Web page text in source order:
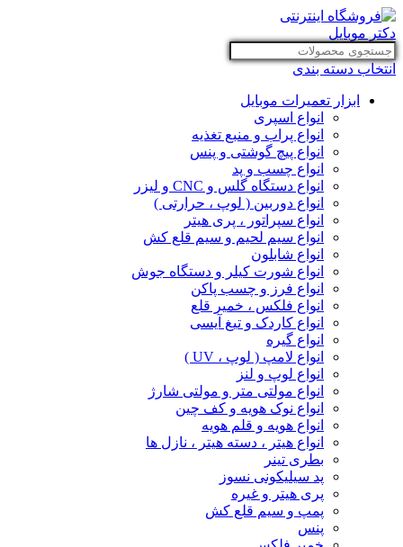
انتخاب دسته بندی
ابزار تعمیرات موبایل
انواع اسپری
انواع پراب و منبع تغذیه
انواع پیچ گوشتی و پنس
انواع چسب و پد
انواع دستگاه گلس و CNC و لیزر
انواع دوربین ( لوپ ، حرارتی )
انواع سپراتور ، پری هیتر
انواع سیم لحیم و سیم قلع کش
انواع شابلون
انواع شورت کیلر و دستگاه جوش
انواع فرز و چسب پاکن
انواع فلکس ، خمیر قلع
انواع کاردک و تیغ آیسی
انواع گیره
انواع لامپ ( لوپ ، UV )
انواع لوپ و لنز
انواع مولتی متر و مولتی شارژ
انواع نوک هویه و کف چین
انواع هویه و قلم هویه
انواع هیتر ، دسته هیتر ، نازل ها
بطری تینر
پد سیلیکونی نسوز
پری هیتر و غیره
پمپ و سیم قلع کش
پنس